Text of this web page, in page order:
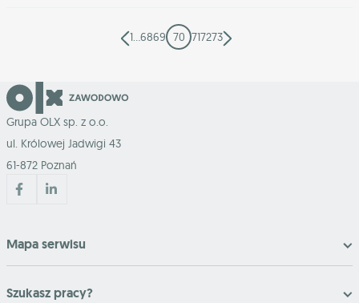
1…6869 70 717273
Grupa OLX sp. z o.o.
ul. Królowej Jadwigi 43
61-872 Poznań
Mapa serwisu
Szukasz pracy?